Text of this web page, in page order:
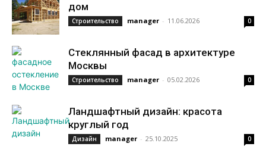
дом
Строительство manager - 11.06.2026 0
Стеклянный фасад в архитектуре
Москвы
Строительство manager - 05.02.2026 0
Ландшафтный дизайн: красота
круглый год
Дизайн manager - 25.10.2025 0